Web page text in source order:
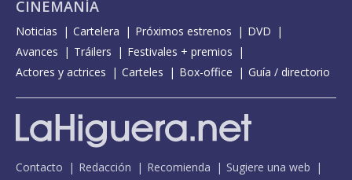
CINEMANÍA
Noticias Cartelera Próximos estrenos
DVD
Avances
Tráilers
Festivales + premios
Actores y actrices
Carteles Box-office Guía / directorio
Contacto Redacción Recomienda Sugiere una web